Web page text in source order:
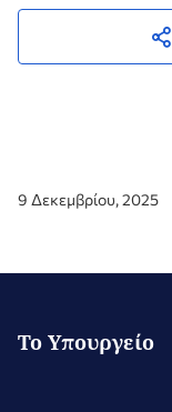
9 Δεκεμβρίου, 2025
Το Υπουργείο